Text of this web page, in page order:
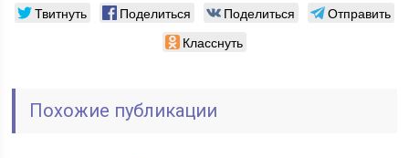
Твитнуть Поделиться Поделиться
Отправить
Класснуть
Похожие публикации